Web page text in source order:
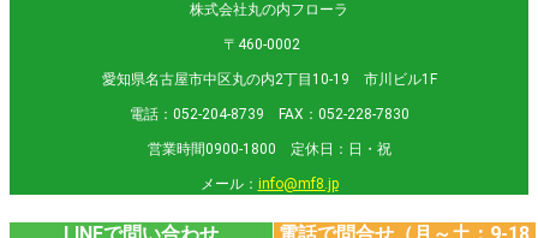
株式会社丸の内フローラ
〒460-0002
愛知県名古屋市中区丸の内2丁目10-19 市川ビル1F
電話：052-204-8739 FAX：052-228-7830
営業時間0900-1800 定休日：日・祝
メール： info@mf8.jp